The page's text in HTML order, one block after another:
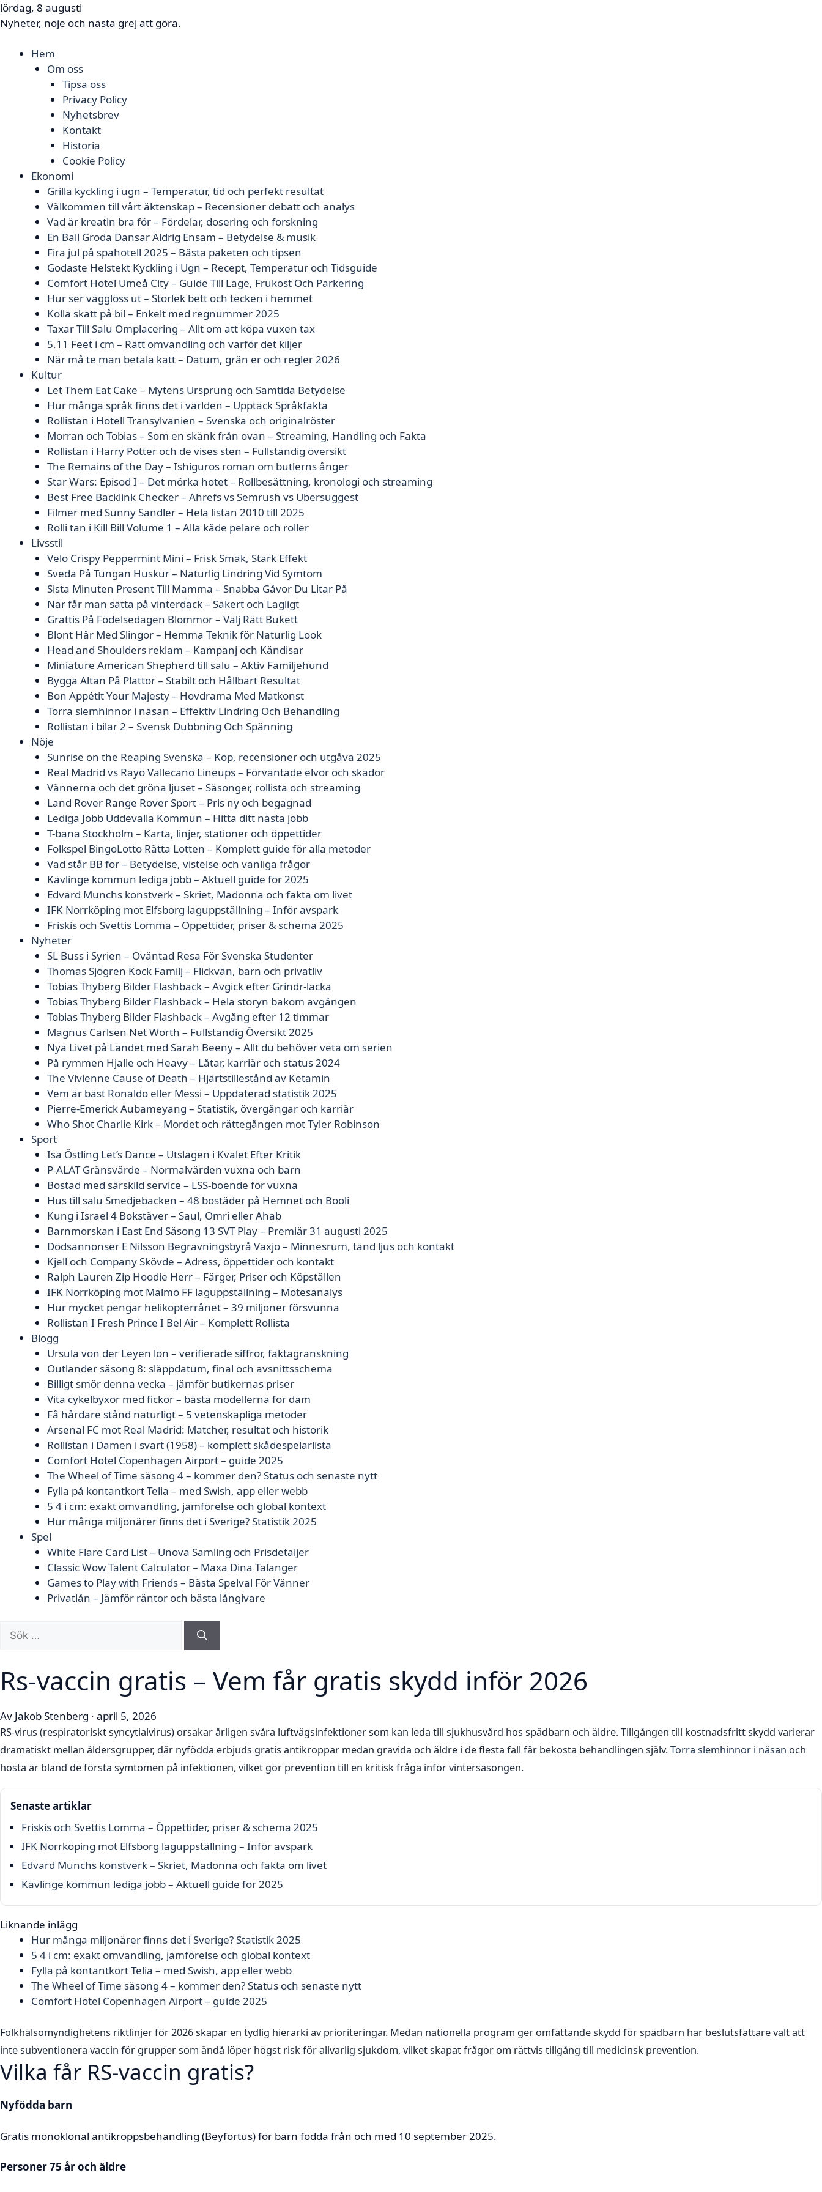
lördag, 8 augusti
Nyheter, nöje och nästa grej att göra.
Hem
Om oss
Tipsa oss
Privacy Policy
Nyhetsbrev
Kontakt
Historia
Cookie Policy
Ekonomi
Grilla kyckling i ugn – Temperatur, tid och perfekt resultat
Välkommen till vårt äktenskap – Recensioner debatt och analys
Vad är kreatin bra för – Fördelar, dosering och forskning
En Ball Groda Dansar Aldrig Ensam – Betydelse & musik
Fira jul på spahotell 2025 – Bästa paketen och tipsen
Godaste Helstekt Kyckling i Ugn – Recept, Temperatur och Tidsguide
Comfort Hotel Umeå City – Guide Till Läge, Frukost Och Parkering
Hur ser vägglöss ut – Storlek bett och tecken i hemmet
Kolla skatt på bil – Enkelt med regnummer 2025
Taxar Till Salu Omplacering – Allt om att köpa vuxen tax
5.11 Feet i cm – Rätt omvandling och varför det kiljer
När må te man betala katt – Datum, grän er och regler 2026
Kultur
Let Them Eat Cake – Mytens Ursprung och Samtida Betydelse
Hur många språk finns det i världen – Upptäck Språkfakta
Rollistan i Hotell Transylvanien – Svenska och originalröster
Morran och Tobias – Som en skänk från ovan – Streaming, Handling och Fakta
Rollistan i Harry Potter och de vises sten – Fullständig översikt
The Remains of the Day – Ishiguros roman om butlerns ånger
Star Wars: Episod I – Det mörka hotet – Rollbesättning, kronologi och streaming
Best Free Backlink Checker – Ahrefs vs Semrush vs Ubersuggest
Filmer med Sunny Sandler – Hela listan 2010 till 2025
Rolli tan i Kill Bill Volume 1 – Alla kåde pelare och roller
Livsstil
Velo Crispy Peppermint Mini – Frisk Smak, Stark Effekt
Sveda På Tungan Huskur – Naturlig Lindring Vid Symtom
Sista Minuten Present Till Mamma – Snabba Gåvor Du Litar På
När får man sätta på vinterdäck – Säkert och Lagligt
Grattis På Födelsedagen Blommor – Välj Rätt Bukett
Blont Hår Med Slingor – Hemma Teknik för Naturlig Look
Head and Shoulders reklam – Kampanj och Kändisar
Miniature American Shepherd till salu – Aktiv Familjehund
Bygga Altan På Plattor – Stabilt och Hållbart Resultat
Bon Appétit Your Majesty – Hovdrama Med Matkonst
Torra slemhinnor i näsan – Effektiv Lindring Och Behandling
Rollistan i bilar 2 – Svensk Dubbning Och Spänning
Nöje
Sunrise on the Reaping Svenska – Köp, recensioner och utgåva 2025
Real Madrid vs Rayo Vallecano Lineups – Förväntade elvor och skador
Vännerna och det gröna ljuset – Säsonger, rollista och streaming
Land Rover Range Rover Sport – Pris ny och begagnad
Lediga Jobb Uddevalla Kommun – Hitta ditt nästa jobb
T-bana Stockholm – Karta, linjer, stationer och öppettider
Folkspel BingoLotto Rätta Lotten – Komplett guide för alla metoder
Vad står BB för – Betydelse, vistelse och vanliga frågor
Kävlinge kommun lediga jobb – Aktuell guide för 2025
Edvard Munchs konstverk – Skriet, Madonna och fakta om livet
IFK Norrköping mot Elfsborg laguppställning – Inför avspark
Friskis och Svettis Lomma – Öppettider, priser & schema 2025
Nyheter
SL Buss i Syrien – Oväntad Resa För Svenska Studenter
Thomas Sjögren Kock Familj – Flickvän, barn och privatliv
Tobias Thyberg Bilder Flashback – Avgick efter Grindr-läcka
Tobias Thyberg Bilder Flashback – Hela storyn bakom avgången
Tobias Thyberg Bilder Flashback – Avgång efter 12 timmar
Magnus Carlsen Net Worth – Fullständig Översikt 2025
Nya Livet på Landet med Sarah Beeny – Allt du behöver veta om serien
På rymmen Hjalle och Heavy – Låtar, karriär och status 2024
The Vivienne Cause of Death – Hjärtstillestånd av Ketamin
Vem är bäst Ronaldo eller Messi – Uppdaterad statistik 2025
Pierre-Emerick Aubameyang – Statistik, övergångar och karriär
Who Shot Charlie Kirk – Mordet och rättegången mot Tyler Robinson
Sport
Isa Östling Let’s Dance – Utslagen i Kvalet Efter Kritik
P-ALAT Gränsvärde – Normalvärden vuxna och barn
Bostad med särskild service – LSS-boende för vuxna
Hus till salu Smedjebacken – 48 bostäder på Hemnet och Booli
Kung i Israel 4 Bokstäver – Saul, Omri eller Ahab
Barnmorskan i East End Säsong 13 SVT Play – Premiär 31 augusti 2025
Dödsannonser E Nilsson Begravningsbyrå Växjö – Minnesrum, tänd ljus och kontakt
Kjell och Company Skövde – Adress, öppettider och kontakt
Ralph Lauren Zip Hoodie Herr – Färger, Priser och Köpställen
IFK Norrköping mot Malmö FF laguppställning – Mötesanalys
Hur mycket pengar helikopterrånet – 39 miljoner försvunna
Rollistan I Fresh Prince I Bel Air – Komplett Rollista
Blogg
Ursula von der Leyen lön – verifierade siffror, faktagranskning
Outlander säsong 8: släppdatum, final och avsnittsschema
Billigt smör denna vecka – jämför butikernas priser
Vita cykelbyxor med fickor – bästa modellerna för dam
Få hårdare stånd naturligt – 5 vetenskapliga metoder
Arsenal FC mot Real Madrid: Matcher, resultat och historik
Rollistan i Damen i svart (1958) – komplett skådespelarlista
Comfort Hotel Copenhagen Airport – guide 2025
The Wheel of Time säsong 4 – kommer den? Status och senaste nytt
Fylla på kontantkort Telia – med Swish, app eller webb
5 4 i cm: exakt omvandling, jämförelse och global kontext
Hur många miljonärer finns det i Sverige? Statistik 2025
Spel
White Flare Card List – Unova Samling och Prisdetaljer
Classic Wow Talent Calculator – Maxa Dina Talanger
Games to Play with Friends – Bästa Spelval För Vänner
Privatlån – Jämför räntor och bästa långivare
Sök
efter:
Rs-vaccin gratis – Vem får gratis skydd inför 2026
Av Jakob Stenberg · april 5, 2026
RS-virus (respiratoriskt syncytialvirus) orsakar årligen svåra luftvägsinfektioner som kan leda till sjukhusvård hos spädbarn och äldre. Tillgången till kostnadsfritt skydd varierar
dramatiskt mellan åldersgrupper, där nyfödda erbjuds gratis antikroppar medan gravida och äldre i de flesta fall får bekosta behandlingen själv.Torra slemhinnor i näsan och
hosta är bland de första symtomen på infektionen, vilket gör prevention till en kritisk fråga inför vintersäsongen.
Senaste artiklar
Friskis och Svettis Lomma – Öppettider, priser & schema 2025
IFK Norrköping mot Elfsborg laguppställning – Inför avspark
Edvard Munchs konstverk – Skriet, Madonna och fakta om livet
Kävlinge kommun lediga jobb – Aktuell guide för 2025
Liknande inlägg
Hur många miljonärer finns det i Sverige? Statistik 2025
5 4 i cm: exakt omvandling, jämförelse och global kontext
Fylla på kontantkort Telia – med Swish, app eller webb
The Wheel of Time säsong 4 – kommer den? Status och senaste nytt
Comfort Hotel Copenhagen Airport – guide 2025
Folkhälsomyndighetens riktlinjer för 2026 skapar en tydlig hierarki av prioriteringar. Medan nationella program ger omfattande skydd för spädbarn har beslutsfattare valt att
inte subventionera vaccin för grupper som ändå löper högst risk för allvarlig sjukdom, vilket skapat frågor om rättvis tillgång till medicinsk prevention.
Vilka får RS-vaccin gratis?
Nyfödda barn
Gratis monoklonal antikroppsbehandling (Beyfortus) för barn födda från och med 10 september 2025.
Personer 75 år och äldre